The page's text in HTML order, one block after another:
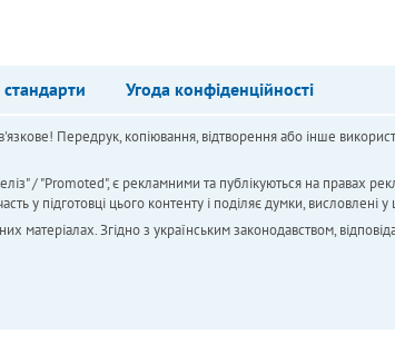
стандарти Угода конфіденційності
Передрук, копіювання, відтворення або інше
/ "Promoted", є рекламними та публікуються на правах
підготовці цього контенту і поділяє думки, висловлені у
матеріалах. Згідно з українським законодавством,